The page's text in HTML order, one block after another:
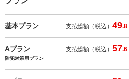
基本プラン 支払総額（税込）49.8
Aプラン 支払総額（税込）57.6
防犯対策用プラン